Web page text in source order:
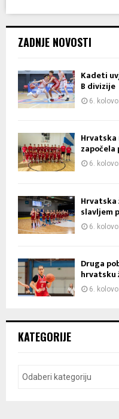
ZADNJE NOVOSTI
Kadeti
B divizije
6.
Hrvatska
započela
6.
Hrvatska
slavljem
6.
Druga
hrvatsku
6.
KATEGORIJE